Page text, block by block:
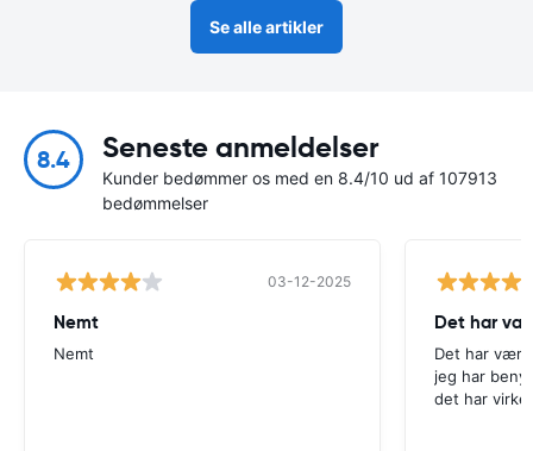
Se alle artikler
8.4 Seneste anmeldelser
Kunder bedømmer os med en 8.4/10 ud af 107913
bedømmelser
03-12-2025
Nemt
Nemt
Det har
Det har
jeg har
det har